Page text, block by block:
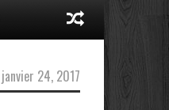
janvier 24, 2017